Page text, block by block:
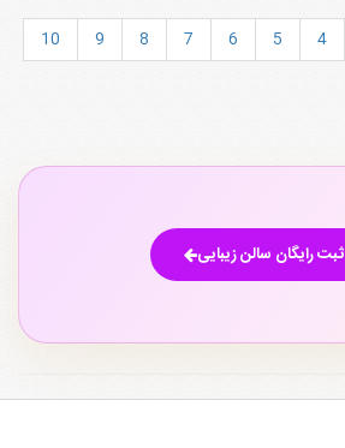
4
5
6
7
8
9
10
ثبت رایگان سالن زیبایی